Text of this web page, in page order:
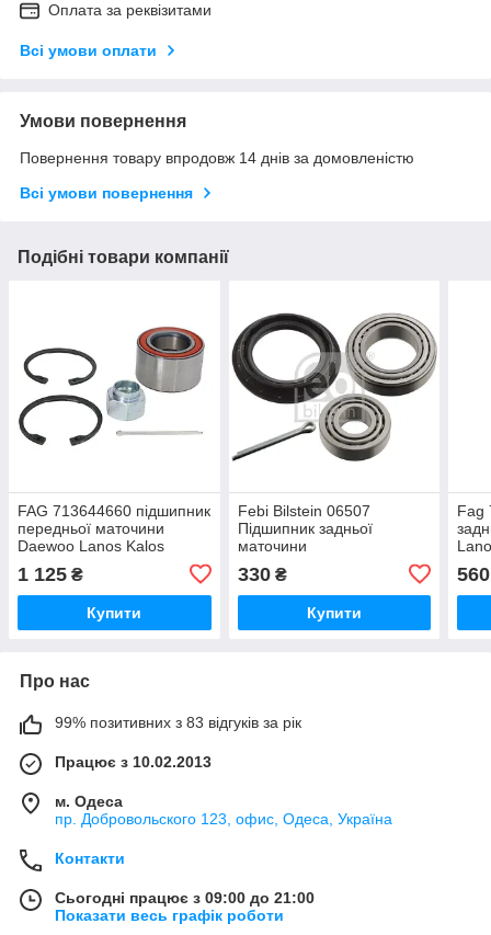
Оплата за реквізитами
Всі умови оплати
Умови повернення
Повернення товару впродовж 14 днів за домовленістю
Всі умови повернення
Подібні товари компанії
FAG 713644660 підшипник
передньої маточини
Daewoo Lanos Kalos
Nubira Chevrolet Aveo 1.2-
2.0
1 125 ₴
Купити
Febi Bilstein 06507
Підшипник задньої
маточини
Daewoo/Chevrolet Lanos
Nexia Espero Nubira
330₴
Купити
Fag
560
Про нас
99% позитивних з 83 відгуків за рік
Працює з 10.02.2013
м. Одеса
пр. Добровольского 123, офис, Одеса, Україна
Контакти
Сьогодні працює з 09:00 до 21:00
Показати весь графік роботи